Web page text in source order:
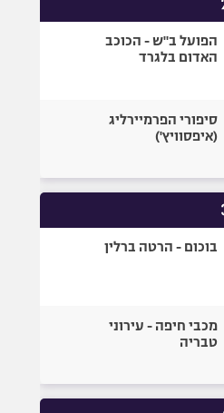
ספורט מוטורי
בייסבול MLB
גיימינג E-Sports
הפועל ב"ש - הכוכב
האדום בלגרד
סיפורי הפרמיירליג
(איפסוויץ')
בוכום - הרטה ברלין
מכבי חיפה - עירוני
טבריה